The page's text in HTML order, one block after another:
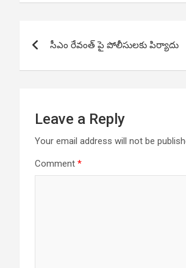
navigation
సీఎం రేవంత్ పై పోలీసులకు పిర్యాదు
Leave a Reply
Your email address will not be
Comment *